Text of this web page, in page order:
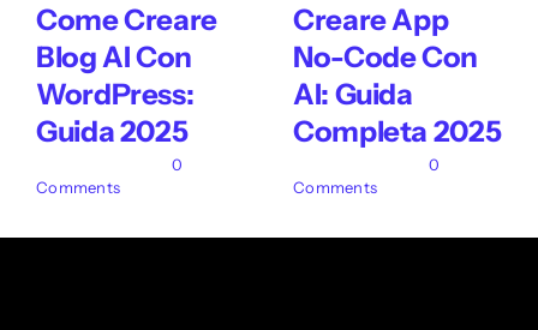
Come Creare
Blog AI Con
WordPress:
Guida 2025
0
Comments
Creare App
No-Code Con
AI: Guida
Completa 2025
0
Comments